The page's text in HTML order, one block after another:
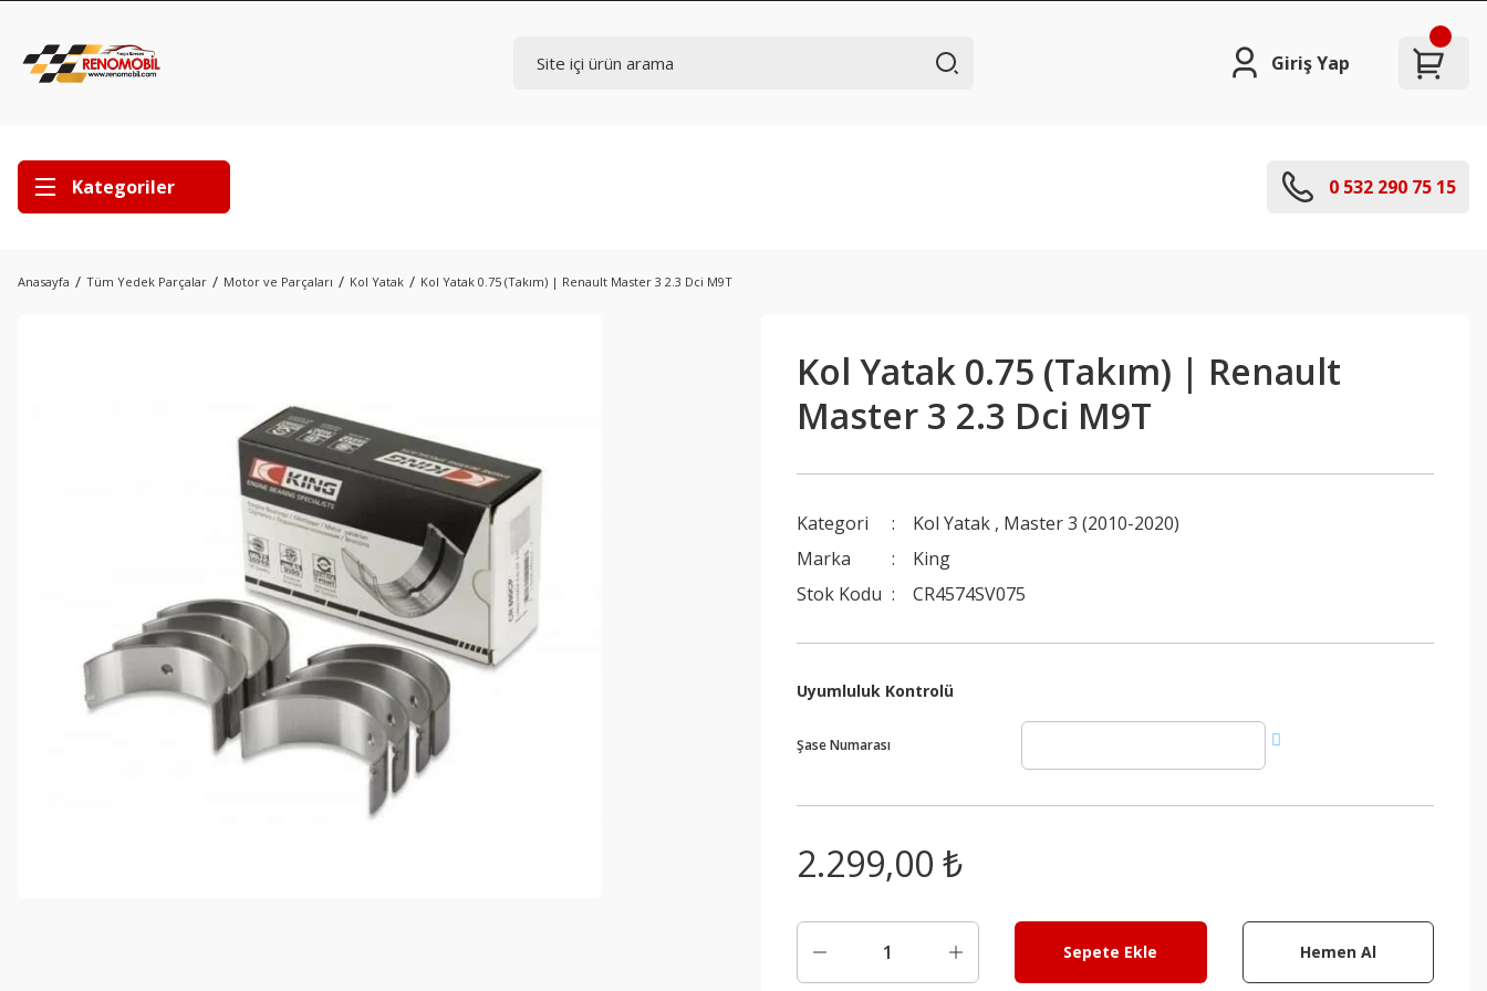
Giriş Yap
Kategoriler 0 532 290 75 15
Anasayfa Tüm Yedek Parçalar Motor ve Parçaları Kol Yatak Kol Yatak 0.75 (Takım) | Renault Master 3 2.3 Dci M9T
Kol Yatak 0.75 (Takım) | Renault
Master 3 2.3 Dci M9T
Kategori Kol Yatak , Master 3 (2010-2020)
Marka
King
Stok Kodu
CR4574SV075
Uyumluluk Kontrolü
Şase Numarası
2.299,00 ₺
Sepete Ekle Hemen Al